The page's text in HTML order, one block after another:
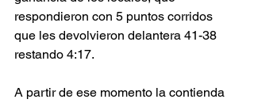
respondieron con 5 puntos corridos
que les devolvieron delantera 41-38
restando 4:17.
A partir de ese momento la contienda